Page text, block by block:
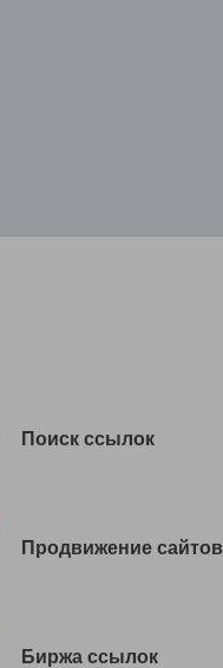
Поиск ссылок
Продвижение сайтов
Биржа ссылок